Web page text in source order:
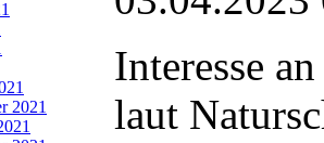
2021
Interesse
laut